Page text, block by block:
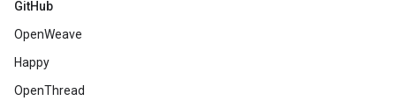
GitHub
OpenWeave
Happy
OpenThread